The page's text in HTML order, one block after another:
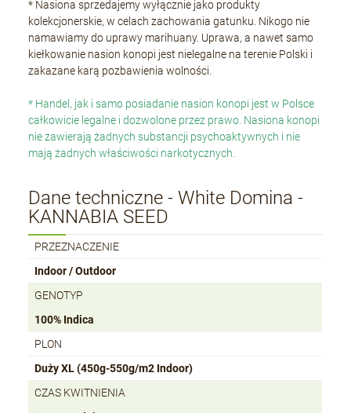
* Nasiona sprzedajemy wyłącznie jako produkty
kolekcjonerskie, w celach zachowania gatunku. Nikogo nie
namawiamy do uprawy marihuany. Uprawa, a nawet samo
kiełkowanie nasion konopi jest nielegalne na terenie Polski i
zakazane karą pozbawienia wolności.
* Handel, jak i samo posiadanie nasion konopi jest w Polsce
całkowicie legalne i dozwolone przez prawo. Nasiona konopi
nie zawierają żadnych substancji psychoaktywnych i nie
mają żadnych właściwości narkotycznych.
Dane techniczne - White Domina -
KANNABIA SEED
PRZEZNACZENIE
Indoor / Outdoor
GENOTYP
100% Indica
PLON
Duży XL (450g-550g/m2 Indoor)
CZAS KWITNIENIA